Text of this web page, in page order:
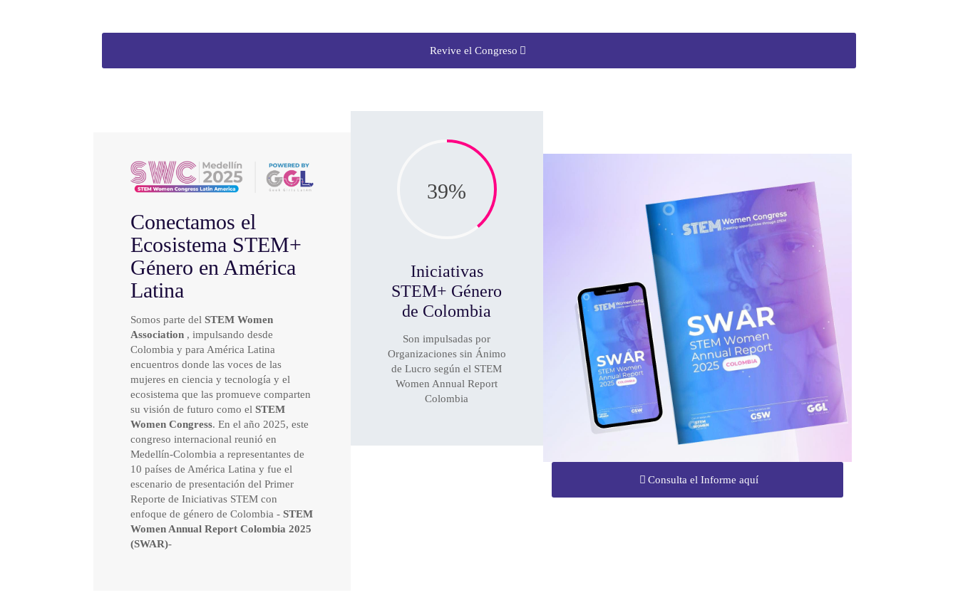
Revive el Congreso
Conectamos el
Ecosistema STEM+
Género en América
Latina
Somos parte del STEM Women
Association , impulsando desde
Colombia y para América Latina
encuentros donde las voces de las
mujeres en ciencia y tecnología y el
ecosistema que las promueve comparten
su visión de futuro como el STEM
Women Congress. En el año 2025, este
congreso internacional reunió en
Medellín-Colombia a representantes de
10 países de América Latina y fue el
escenario de presentación del Primer
Reporte de Iniciativas STEM con
enfoque de género de Colombia - STEM
Women Annual Report Colombia 2025
(SWAR)-
39%
Iniciativas
STEM+ Género
de Colombia
Son impulsadas por
Organizaciones sin Ánimo
de Lucro según el STEM
Women Annual Report
Colombia
Consulta el Informe aquí